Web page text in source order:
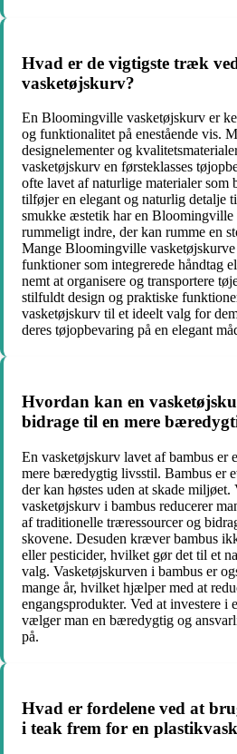
Hvad er de vigtigste træk
vasketøjskurv?
En Bloomingville vasketøjskurv er
og funktionalitet på enestående vis.
designelementer og
vasketøjskurv en førsteklasses
ofte lavet af naturlige materialer som
tilføjer en elegant og naturlig detalje
smukke æstetik har en Bloomingville
rummeligt indre, der kan rumme en
Mange Bloomingville vasketøjskurve
funktioner som integrerede håndtag
nemt at organisere og transportere
stilfuldt design og praktiske
vasketøjskurv til et ideelt valg for
deres tøjopbevaring på en elegant
Hvordan kan en
bidrage til en mere
En vasketøjskurv lavet af bambus er
mere bæredygtig livsstil. Bambus er
der kan høstes uden at skade
vasketøjskurv i bambus reducerer
af traditionelle træressourcer og
skovene. Desuden kræver bambus
eller pesticider, hvilket gør det til et
valg. Vasketøjskurven i bambus er
mange år, hvilket hjælper med at
engangsprodukter. Ved at investere i
vælger man en bæredygtig og
på.
Hvad er fordelene ved at
i teak frem for en